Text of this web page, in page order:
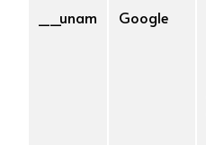
__unam Google